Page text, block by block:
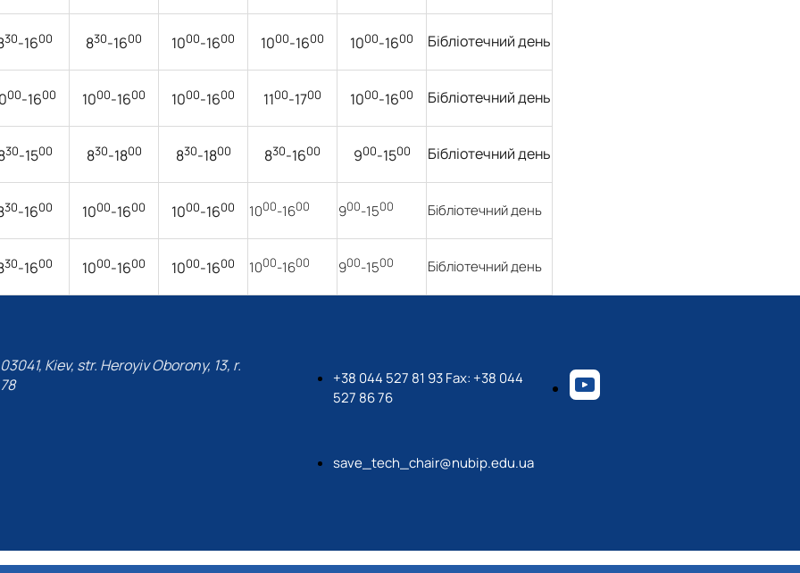
30-1600 830-1600 1000-1600 1000-1600 1000-1600 Бібліотечний день
00-1600 1000-1600 1000-1600 1100-1700 1000-1600 Бібліотечний день
30-1500 830-1800 830-1800 830-1600 900-1500 Бібліотечний день
30-1600 1000-1600 1000-1600 1000-1600 900-1500 Бібліотечний день
30-1600 1000-1600 1000-1600 1000-1600 900-1500 Бібліотечний день
03041, Kiev, str. Heroyiv Oborony, 13, r.
78
+38 044 527 81 93 Fax: +38 044
527 86 76
save_tech_chair@nubip.edu.ua